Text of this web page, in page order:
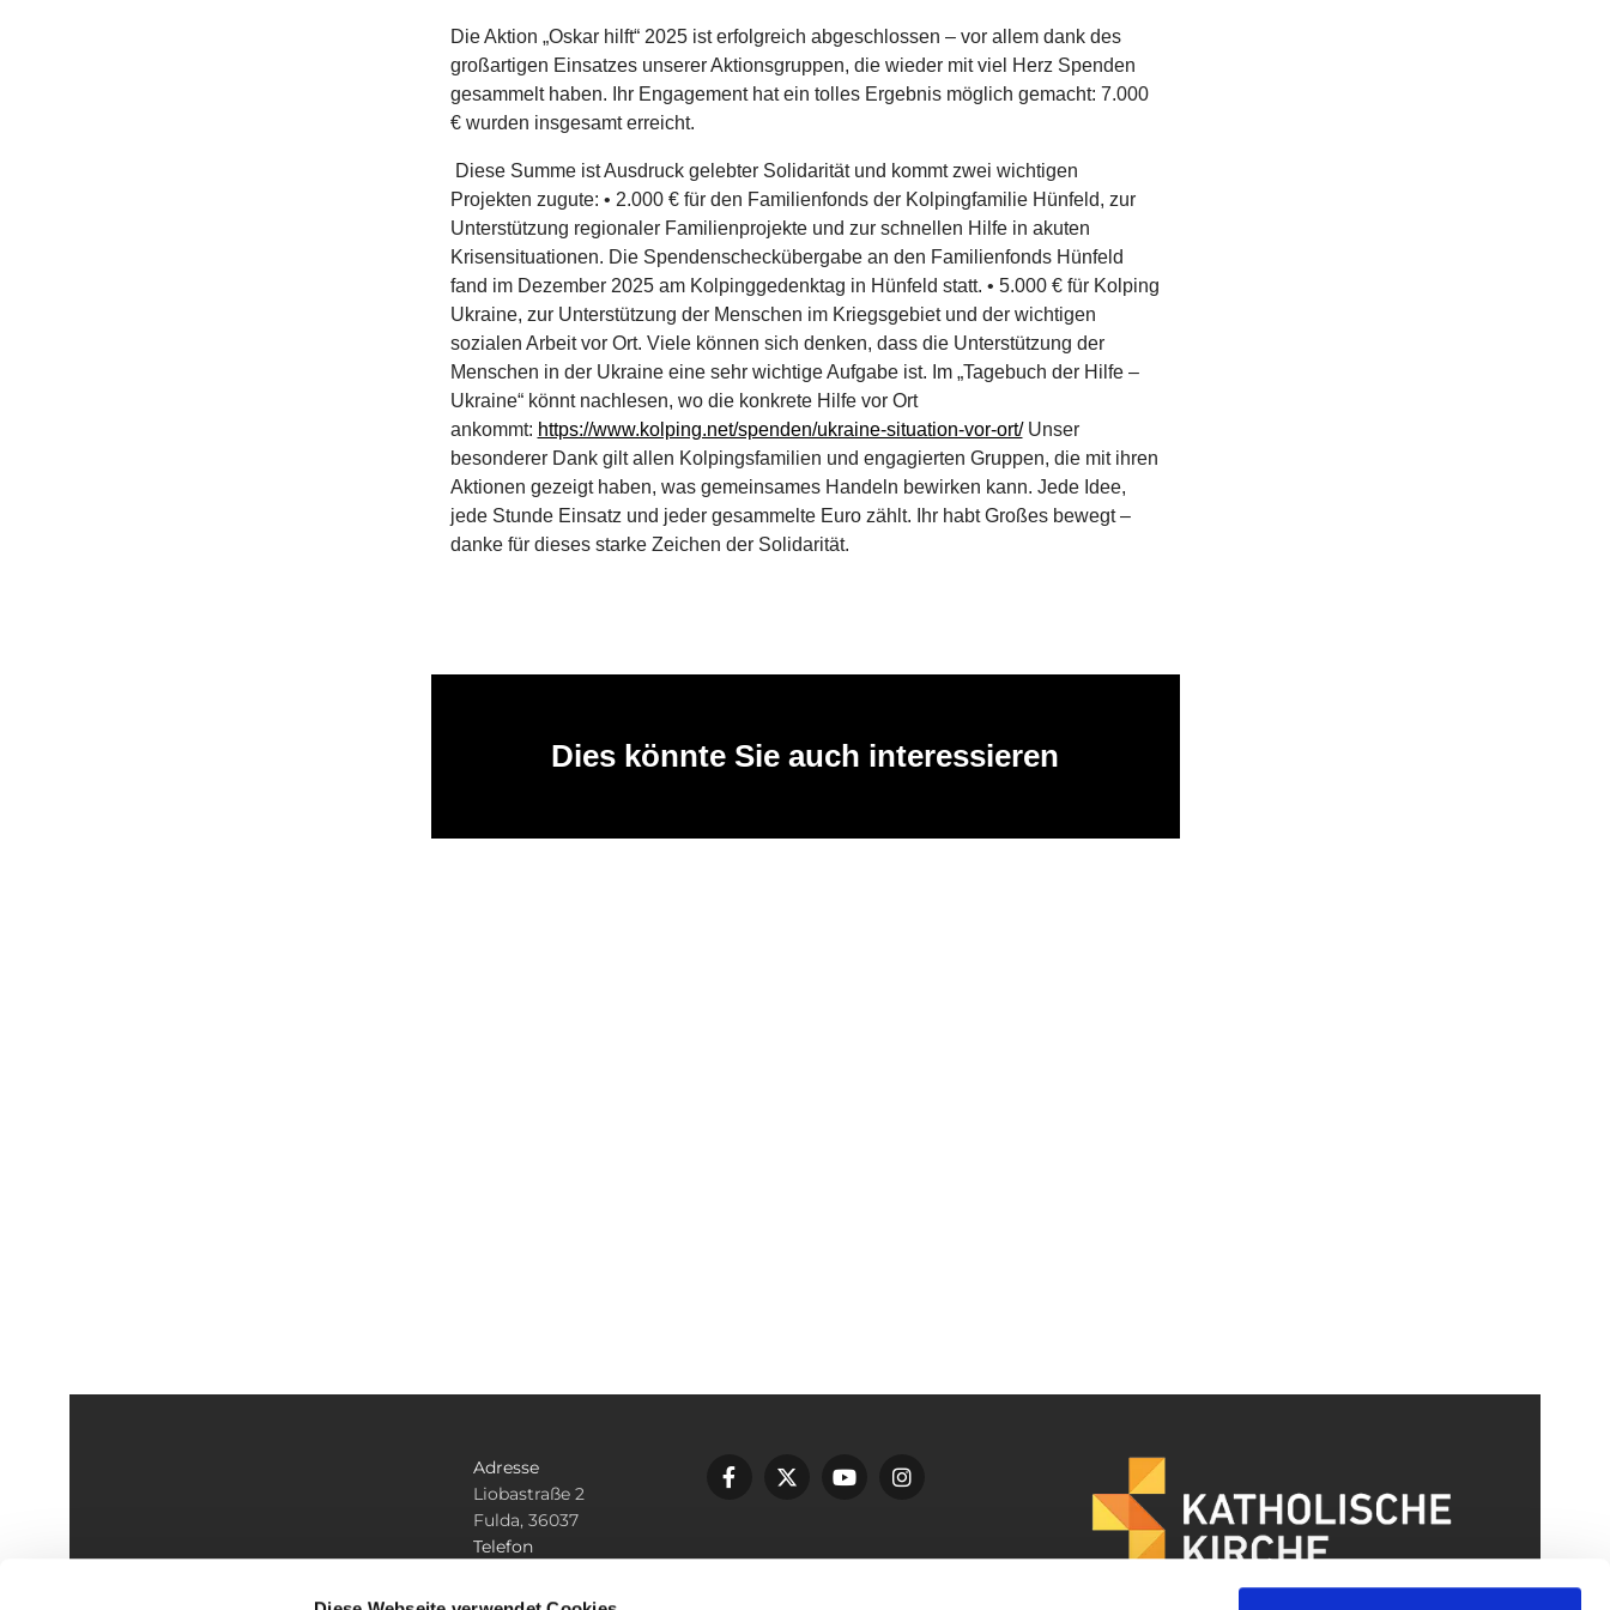
Die Aktion „Oskar hilft“ 2025 ist erfolgreich abgeschlossen – vor allem dank des
großartigen Einsatzes unserer Aktionsgruppen, die wieder mit viel Herz Spenden
gesammelt haben. Ihr Engagement hat ein tolles Ergebnis möglich gemacht: 7.000
€ wurden insgesamt erreicht.
Diese Summe ist Ausdruck gelebter Solidarität und kommt zwei wichtigen
Projekten zugute: • 2.000 € für den Familienfonds der Kolpingfamilie Hünfeld, zur
Unterstützung regionaler Familienprojekte und zur schnellen Hilfe in akuten
Krisensituationen. Die Spendenscheckübergabe an den Familienfonds Hünfeld
fand im Dezember 2025 am Kolpinggedenktag in Hünfeld statt. • 5.000 € für Kolping
Ukraine, zur Unterstützung der Menschen im Kriegsgebiet und der wichtigen
sozialen Arbeit vor Ort. Viele können sich denken, dass die Unterstützung der
Menschen in der Ukraine eine sehr wichtige Aufgabe ist. Im „Tagebuch der Hilfe –
Ukraine“ könnt nachlesen, wo die konkrete Hilfe vor Ort
ankommt: https://www.kolping.net/spenden/ukraine-situation-vor-ort/Unser
besonderer Dank gilt allen Kolpingsfamilien und engagierten Gruppen, die mit ihren
Aktionen gezeigt haben, was gemeinsames Handeln bewirken kann. Jede Idee,
jede Stunde Einsatz und jeder gesammelte Euro zählt. Ihr habt Großes bewegt –
danke für dieses starke Zeichen der Solidarität.
Dies könnte Sie auch interessieren
Adresse
Liobastraße 2
Fulda, 36037
Telefon
E-mail